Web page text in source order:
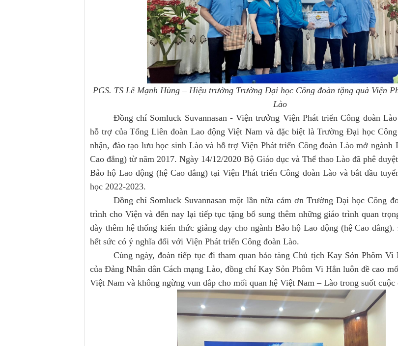
PGS. TS Lê Mạnh Hùng – Hiệu trưởng Trường Đại học Công đoàn tặng quà Viện
Lào
Đồng chí Somluck Suvannasan - Viện trưởng Viện Phát triển Công đoàn
hỗ trợ của Tổng Liên đoàn Lao động Việt Nam và đặc biệt là Trường Đại học
nhận, đào tạo lưu học sinh Lào và hỗ trợ Viện Phát triển Công đoàn Lào mở ngành
Cao đẳng) từ năm 2017. Ngày 14/12/2020 Bộ Giáo dục và Thể thao Lào đã phê
Bảo hộ Lao động (hệ Cao đẳng) tại Viện Phát triển Công đoàn Lào và bắt đầu
học 2022-2023.
Đồng chí Somluck Suvannasan một lần nữa cảm ơn Trường Đại học Công
trình cho Viện và đến nay lại tiếp tục tặng bổ sung thêm những giáo trình quan
dày thêm hệ thống kiến thức giảng dạy cho ngành Bảo hộ Lao động (hệ Cao
hết sức có ý nghĩa đối với Viện Phát triển Công đoàn Lào.
Cùng ngày, đoàn tiếp tục đi tham quan bảo tàng Chủ tịch Kay Sỏn Phôm Vi
của Đảng Nhân dân Cách mạng Lào, đồng chí Kay Sỏn Phôm Vi Hẳn luôn đề cao
Việt Nam và không ngừng vun đắp cho mối quan hệ Việt Nam – Lào trong suốt